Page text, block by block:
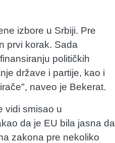
izbore u Srbiji. Pre
prvi korak. Sada
političkih
države i partije, kao i
naveo je Bekerat.
vidi smisao u
da je EU bila jasna da
zakona pre nekoliko